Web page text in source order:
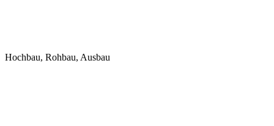
Hochbau, Rohbau, Ausbau